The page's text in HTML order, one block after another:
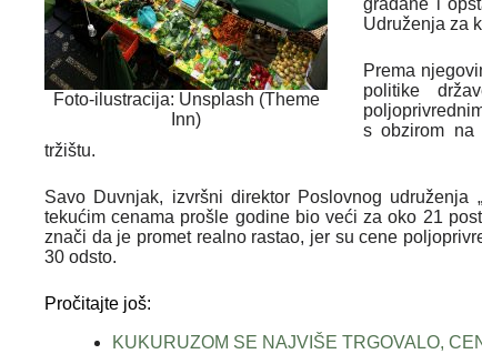
Foto-ilustracija: Unsplash (Theme
Inn)
Udruženja za
Prema
politike
s obzirom na
tržištu.
Savo Duvnjak, izvršni direktor Poslovnog
tekućim cenama prošle godine bio veći za oko 21
znači da je promet realno rastao, jer su cene
30 odsto.
Pročitajte još:
KUKURUZOM SE NAJVIŠE TRGOVALO,